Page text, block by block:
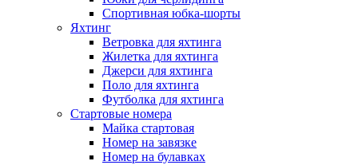
Спортивная юбка-шорты
Яхтинг
Ветровка для яхтинга
Жилетка для яхтинга
Джерси для яхтинга
Поло для яхтинга
Футболка для яхтинга
Стартовые номера
Майка стартовая
Номер на завязке
Номер на булавках